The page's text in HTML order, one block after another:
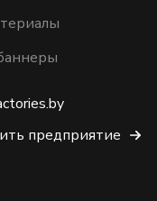
предприятие